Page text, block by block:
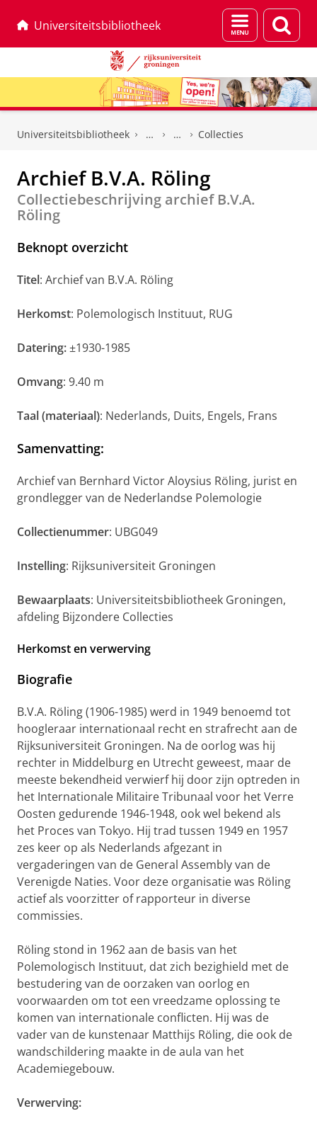
Universiteitsbibliotheek
Menu
en
Universiteitsbibliotheek Collecties
Archief B.V.A. Röling
Collectiebeschrijving archief B.V.A.
Röling
Beknopt overzicht
Titel: Archief van B.V.A. Röling
Herkomst: Polemologisch Instituut, RUG
Datering:±1930-1985
Omvang: 9.40 m
Taal (materiaal): Nederlands, Duits, Engels, Frans
Samenvatting:
Archief van Bernhard Victor Aloysius Röling, jurist en
grondlegger van de Nederlandse Polemologie
Collectienummer: UBG049
Instelling: Rijksuniversiteit Groningen
Bewaarplaats: Universiteitsbibliotheek Groningen,
afdeling Bijzondere Collecties
Herkomst en verwerving
Biografie
B.V.A. Röling (1906-1985) werd in 1949 benoemd tot
hoogleraar internationaal recht en strafrecht aan de
Rijksuniversiteit Groningen. Na de oorlog was hij
rechter in Middelburg en Utrecht geweest, maar de
meeste bekendheid verwierf hij door zijn optreden in
het Internationale Militaire Tribunaal voor het Verre
Oosten gedurende 1946-1948, ook wel bekend als
het Proces van Tokyo. Hij trad tussen 1949 en 1957
zes keer op als Nederlands afgezant in
vergaderingen van de General Assembly van de
Verenigde Naties. Voor deze organisatie was Röling
actief als voorzitter of rapporteur in diverse
commissies.
Röling stond in 1962 aan de basis van het
Polemologisch Instituut, dat zich bezighield met de
bestudering van de oorzaken van oorlog en
voorwaarden om tot een vreedzame oplossing te
komen van internationale conflicten. Hij was de
vader van de kunstenaar Matthijs Röling, die ook de
wandschildering maakte in de aula van het
Academiegebouw.
Verwerving: